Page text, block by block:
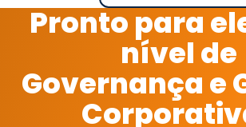
Pronto para
nível de
Governança e